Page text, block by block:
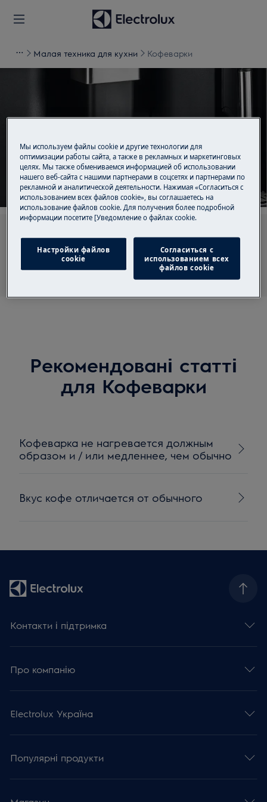
Малая техника для кухни Кофеварки
Кофеварки
Ищите среди наших статей поддержки
Рекомендовані статті
для Кофеварки
Кофеварка не нагревается должным
образом и / или медленнее, чем обычно
Вкус кофе отличается от обычного
Контакти і підтримка
Про компанію
Electrolux Україна
Популярні продукти
Мы используем файлы cookie и другие технологии для
оптимизации работы сайта, а также в рекламных и маркетинговых
целях. Мы также обмениваемся информацией об использовании
нашего веб-сайта с нашими партнерами в соцсетях и партнерами по
рекламной и аналитической деятельности. Нажимая «Согласиться с
использованием всех файлов cookie», вы соглашаетесь на
использование файлов cookie. Для получения более подробной
информации посетите [Уведомление о файлах cookie.
Настройки файлов
cookie
Согласиться с
использованием всех
файлов cookie